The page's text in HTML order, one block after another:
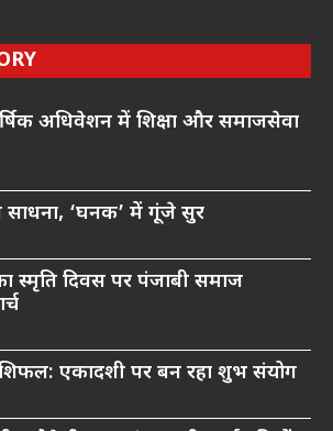
अधिवेशन में शिक्षा और समाजसेवा
साधना, ‘घनक’ में गूंजे सुर
स्मृति दिवस पर पंजाबी समाज
एकादशी पर बन रहा शुभ संयोग